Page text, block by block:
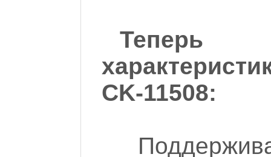
Теперь
CK-11508: